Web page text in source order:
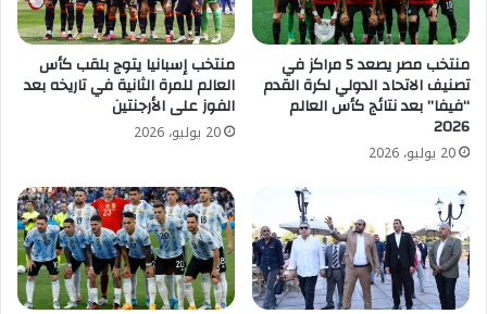
منتخب مصر يصعد 5 مراكز في
تصنيف الاتحاد الدولي لكرة القدم
“فيفا” بعد نتائج كأس العالم
2026
20 يوليو، 2026
منتخب إسبانيا يتوج بلقب كأس
العالم للمرة الثانية في تاريخه بعد
الفوز على الأرجنتين
20 يوليو، 2026